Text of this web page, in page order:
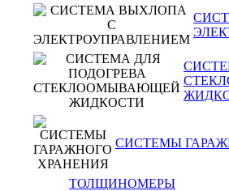
СИСТЕМЫ
ТОЛЩИНОМЕРЫ